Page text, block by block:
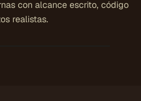
con alcance escrito, código
realistas.
SOL